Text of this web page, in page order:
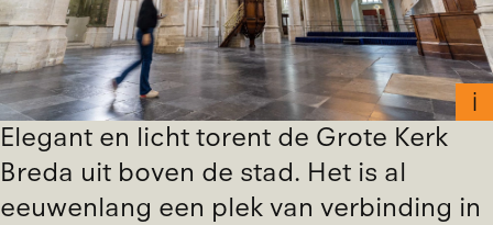
Elegant en licht torent de Grote Kerk
Breda uit boven de stad. Het is al
eeuwenlang een plek van verbinding in